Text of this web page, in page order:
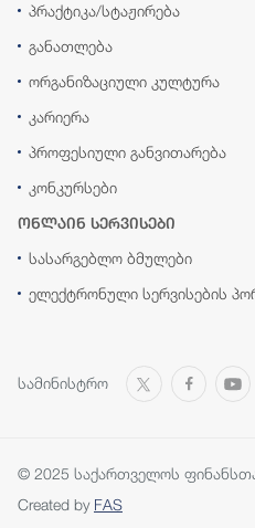
პრაქტიკა/სტაჟირება
განათლება
ორგანიზაციული კულტურა
კარიერა
პროფესიული განვითარება
კონკურსები
ონლაინ სერვისები
სასარგებლო ბმულები
ელექტრონული სერვისების
სამინისტრო
© 2025 საქართველოს
Created by FAS